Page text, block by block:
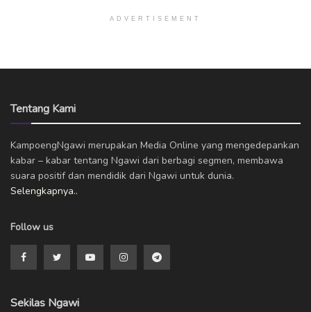
ADVERTISEMENT
Tentang Kami
KampoengNgawi merupakan Media Online yang mengedepankan
kabar – kabar tentang Ngawi dari berbagi segmen, membawa
suara positif dan mendidik dari Ngawi untuk dunia.
Selengkapnya..
Follow us
Sekilas Ngawi